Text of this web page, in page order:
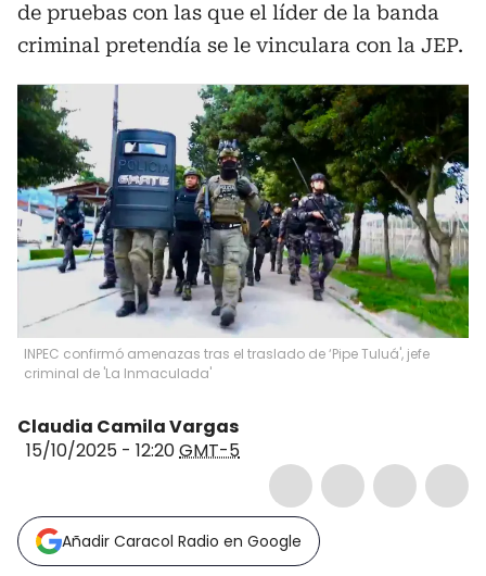
de pruebas con las que el líder de la banda
criminal pretendía se le vinculara con la JEP.
INPEC confirmó amenazas tras el traslado de ‘Pipe Tuluá', jefe
criminal de 'La Inmaculada'
Claudia Camila Vargas
15/10/2025 - 12:20GMT-5
Añadir Caracol Radio en Google